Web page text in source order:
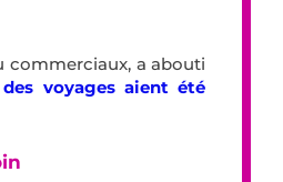
commerciaux, a abouti
voyages aient été